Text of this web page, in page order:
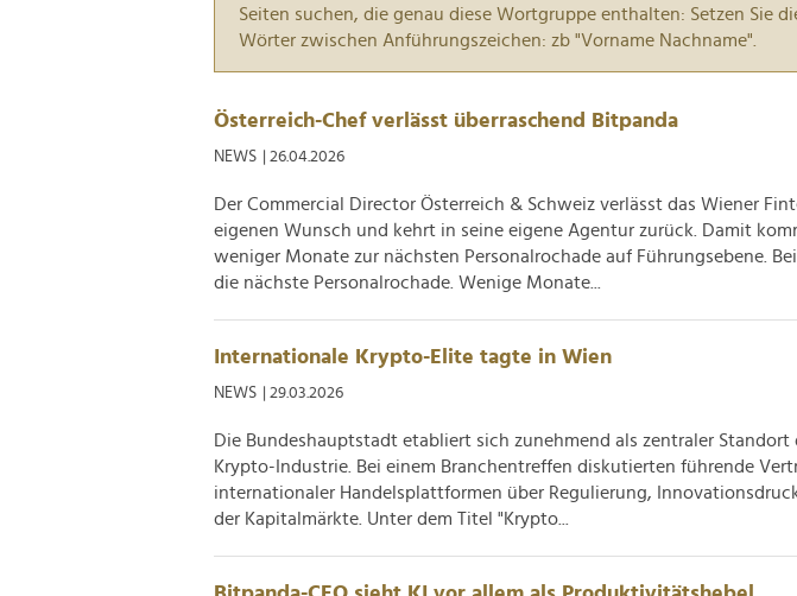
Seiten suchen, die genau diese Wortgruppe enthalten: Setzen Sie
Wörter zwischen Anführungszeichen: zb "Vorname Nachname".
Österreich-Chef verlässt überraschend Bitpanda
NEWS | 26.04.2026
Der Commercial Director Österreich & Schweiz verlässt das Wiener
eigenen Wunsch und kehrt in seine eigene Agentur zurück. Damit
weniger Monate zur nächsten Personalrochade auf Führungsebene.
die nächste Personalrochade. Wenige Monate...
Internationale Krypto-Elite tagte in Wien
NEWS | 29.03.2026
Die Bundeshauptstadt etabliert sich zunehmend als zentraler Standort
Krypto-Industrie. Bei einem Branchentreffen diskutierten führende
internationaler Handelsplattformen über Regulierung,
der Kapitalmärkte. Unter dem Titel "Krypto...